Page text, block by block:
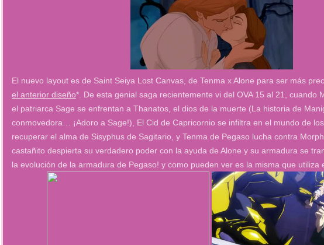
El nuevo layout es de Saint Seiya Lost Canvas, de Tenma x Alone para ser más
el anterior diseño* . De esta genial saga recientemente vi del OVA 15 al 21, cuando
el patriarca Sage se enfrentan a Thanatos, el dios de la muerte (La historia de
conmovedora… ¡Adoro a Sage!), El Cid de Capricornio se infiltra en el mundo de
recuperar el alma de Sisyphus de Sagitario, y Tenma de Pegaso lucha contra
castañito despierta su verdadero poder con la ayuda de Alone y su armadura se
la evolución de la armadura de Pegaso! y como pueden ver es la misma que utiliza